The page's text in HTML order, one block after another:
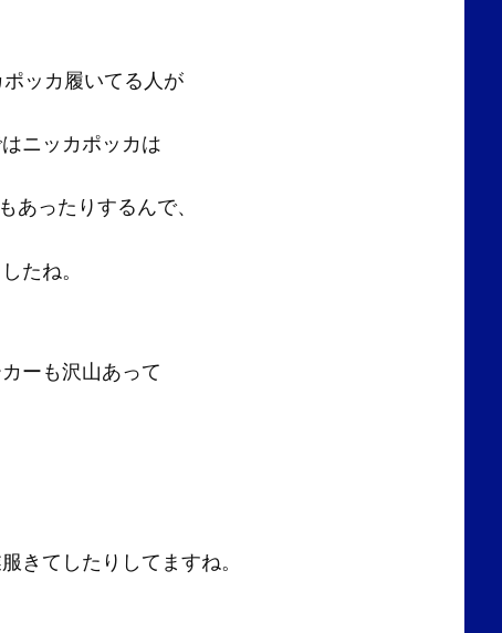
ッカ履いてる人が
ニッカポッカは
あったりするんで、
たね。
ーも沢山あって
きてしたりしてますね。